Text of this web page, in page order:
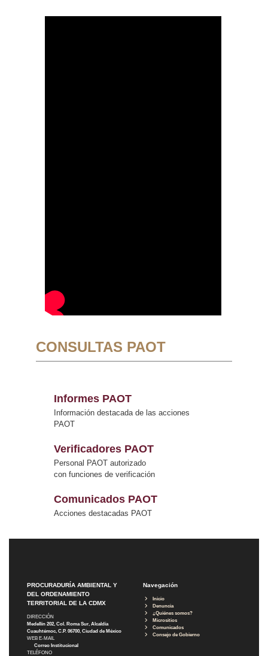
CONSULTAS PAOT
Informes PAOT
Información destacada de las acciones
PAOT
Verificadores PAOT
Personal PAOT autorizado
con funciones de verificación
Comunicados PAOT
Acciones destacadas PAOT
PROCURADURÍA AMBIENTAL Y
DEL ORDENAMIENTO
TERRITORIAL DE LA CDMX
DIRECCIÓN
Medellín 202, Col. Roma Sur, Alcaldía
Cuauhtémoc, C.P. 06700, Ciudad de México
WEB E-MAIL
Correo Institucional
TELÉFONO
Navegación
Inicio
Denuncia
¿Quiénes somos?
Micrositios
Comunicados
Consejo de Gobierno